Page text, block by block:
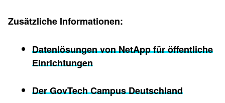
Zusätzliche Informationen:
Datenlösungen von NetApp für öffentliche
Einrichtungen
Der GovTech Campus Deutschland